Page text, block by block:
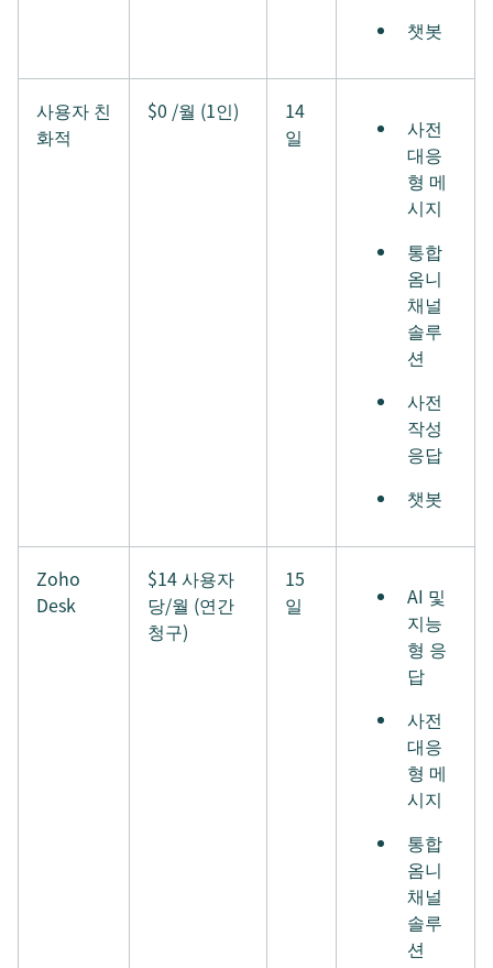
챗봇
사용자 친
화적
$0 /월 (1인)
14
일
사전
대응
형 메
시지
통합
옴니
채널
솔루
션
사전
작성
응답
챗봇
Zoho
Desk
$14 사용자
당/월 (연간
청구)
15
일
AI 및
지능
형 응
답
사전
대응
형 메
시지
통합
옴니
채널
솔루
션